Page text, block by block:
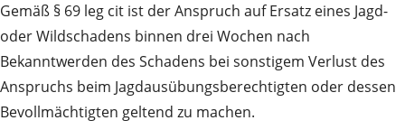
Gemäß § 69 leg cit ist der Anspruch auf Ersatz eines Jagd-
oder Wildschadens binnen drei Wochen nach
Bekanntwerden des Schadens bei sonstigem Verlust des
Anspruchs beim Jagdausübungsberechtigten oder dessen
Bevollmächtigten geltend zu machen.